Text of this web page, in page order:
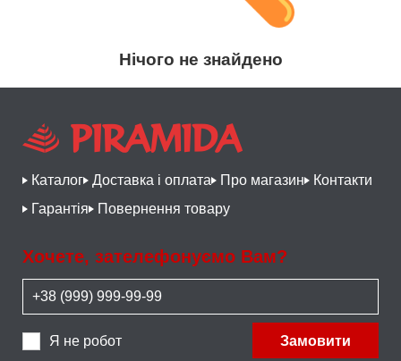
Нічого не знайдено
Каталог Доставка і оплата Про магазин
Контакти
Гарантія
Повернення товару
Хочете, зателефонуємо Вам?
Я не робот Замовити